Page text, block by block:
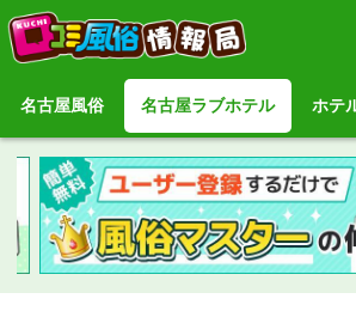
名古屋風俗 名古屋ラブホテル ホテ